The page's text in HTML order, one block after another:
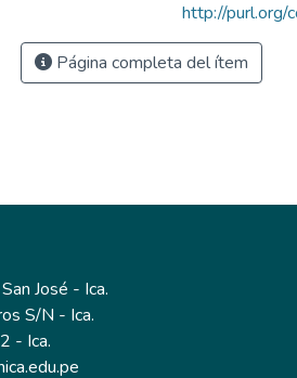
http://purl.org/
Página completa del ítem
José - Ica.
S/N - Ica.
- Ica.